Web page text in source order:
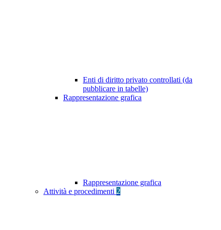
Enti di diritto privato controllati (da
pubblicare in tabelle)
Rappresentazione grafica
Rappresentazione grafica
Attività e procedimenti 2